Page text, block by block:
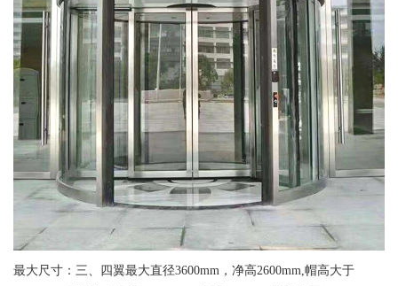
最大尺寸：三、四翼最大直径3600mm，净高2600mm,帽高大于